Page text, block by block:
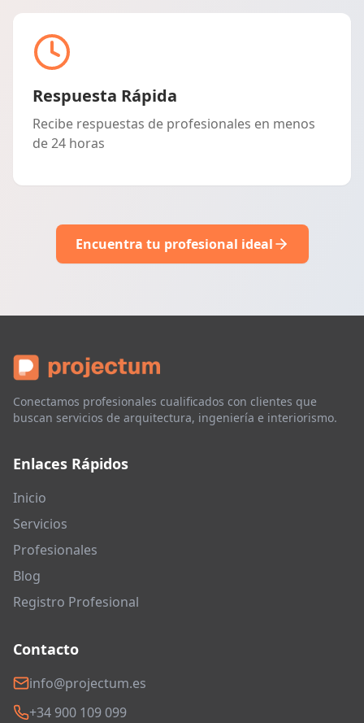
Respuesta Rápida
Recibe respuestas de profesionales en menos
de 24 horas
Encuentra tu profesional ideal
Conectamos profesionales cualificados con clientes que
buscan servicios de arquitectura, ingeniería e interiorismo.
Enlaces Rápidos
Inicio
Servicios
Profesionales
Blog
Registro Profesional
Contacto
info@projectum.es
+34 900 109 099